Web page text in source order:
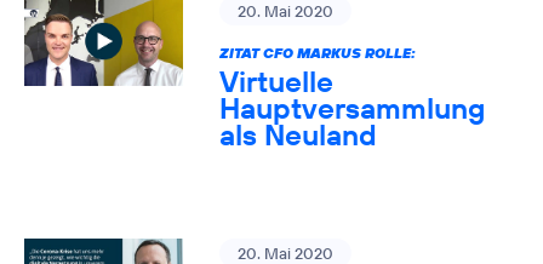
20. Mai 2020
ZITAT CFO MARKUS ROLLE:
Virtuelle
Hauptversammlung
als Neuland
20. Mai 2020